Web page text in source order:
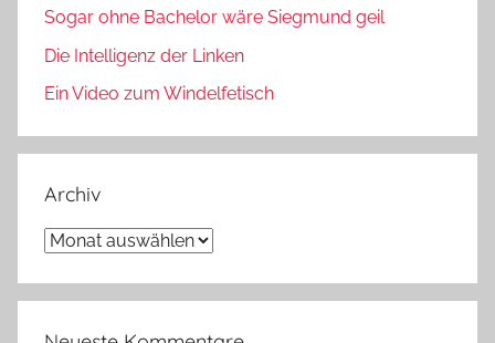
Sogar ohne Bachelor wäre Siegmund geil
Die Intelligenz der Linken
Ein Video zum Windelfetisch
Archiv
Archiv